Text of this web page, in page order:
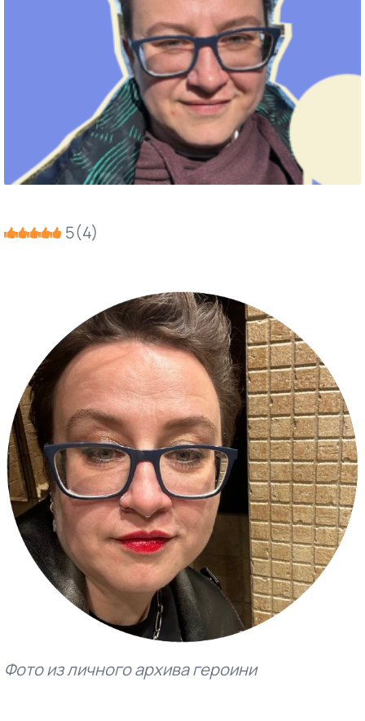
5(4)
Фото из личного архива героини